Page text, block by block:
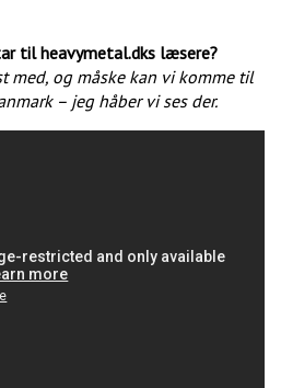
til heavymetal.dks læsere?
med, og måske kan vi komme til
– jeg håber vi ses der.